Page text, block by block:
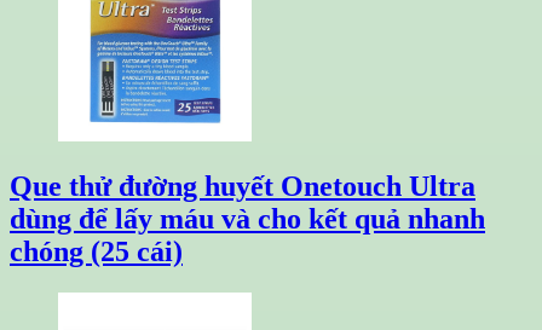
Que thử đường huyết Onetouch Ultra
dùng để lấy máu và cho kết quả nhanh
chóng (25 cái)